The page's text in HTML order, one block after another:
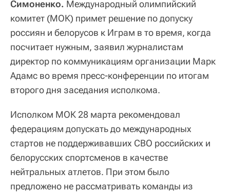
Симоненко. Международный олимпийский
комитет (МОК) примет решение по допуску
россиян и белорусов к Играм в то время, когда
посчитает нужным, заявил журналистам
директор по коммуникациям организации Марк
Адамс во время пресс-конференции по итогам
второго дня заседания исполкома.
Исполком МОК 28 марта рекомендовал
федерациям допускать до международных
стартов не поддерживавших СВО российских и
белорусских спортсменов в качестве
нейтральных атлетов. При этом было
предложено не рассматривать команды из